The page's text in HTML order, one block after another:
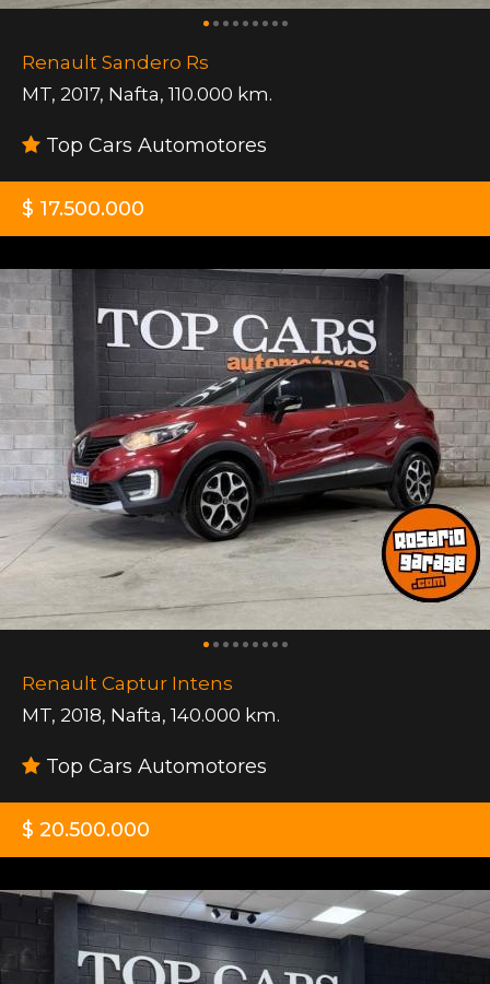
Renault Sandero Rs
MT, 2017, Nafta, 110.000 km.
Top Cars Automotores
$ 17.500.000
Renault Captur Intens
MT, 2018, Nafta, 140.000 km.
Top Cars Automotores
$ 20.500.000